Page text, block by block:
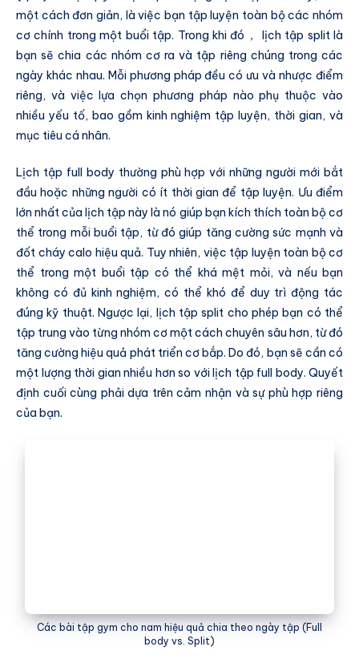
một cách đơn giản, là việc bạn tập luyện toàn bộ các nhóm
cơ chính trong một buổi tập. Trong khi đó， lịch tập split là
bạn sẽ chia các nhóm cơ ra và tập riêng chúng trong các
ngày khác nhau. Mỗi phương pháp đều có ưu và nhược điểm
riêng, và việc lựa chọn phương pháp nào phụ thuộc vào
nhiều yếu tố, bao gồm kinh nghiệm tập luyện, thời gian, và
mục tiêu cá nhân.
Lịch tập full body thường phù hợp với những người mới bắt
đầu hoặc những người có ít thời gian để tập luyện. Ưu điểm
lớn nhất của lịch tập này là nó giúp bạn kích thích toàn bộ cơ
thể trong mỗi buổi tập, từ đó giúp tăng cường sức mạnh và
đốt cháy calo hiệu quả. Tuy nhiên, việc tập luyện toàn bộ cơ
thể trong một buổi tập có thể khá mệt mỏi, và nếu bạn
không có đủ kinh nghiệm, có thể khó để duy trì động tác
đúng kỹ thuật. Ngược lại, lịch tập split cho phép bạn có thể
tập trung vào từng nhóm cơ một cách chuyên sâu hơn, từ đó
tăng cường hiệu quả phát triển cơ bắp. Do đó, bạn sẽ cần có
một lượng thời gian nhiều hơn so với lịch tập full body. Quyết
định cuối cùng phải dựa trên cảm nhận và sự phù hợp riêng
của bạn.
Các bài tập gym cho nam hiệu quả chia theo ngày tập (Full
body vs. Split)